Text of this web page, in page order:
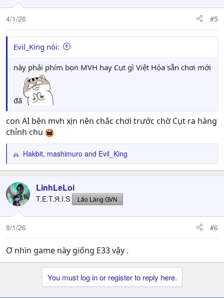
4/1/26 #5
Evil_King nói:
này phải phím bọn MVH hay Cụt gì Việt Hóa sẵn chơi mới
đã
con AI bên mvh xịn nên chắc chơi trước chờ Cụt ra hàng
chỉnh chu
R
e
c
t
i
o
n
s
Hakbit, mashimuro and Evil_King
LinhLeLoi
T.E.T.Я.I.S Lão Làng GVN
8/1/26 #6
Ơ nhìn game này giống E33 vậy .
You must log in or register to reply here.